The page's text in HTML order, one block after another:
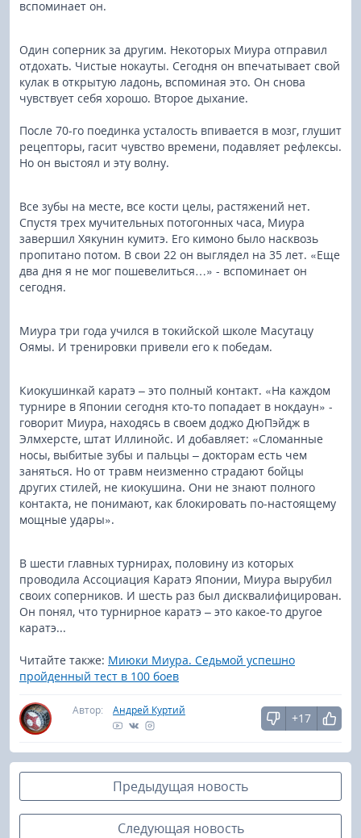
вспоминает он.
Один соперник за другим. Некоторых Миура отправил
отдохать. Чистые нокауты. Сегодня он впечатывает свой
кулак в открытую ладонь, вспоминая это. Он снова
чувствует себя хорошо. Второе дыхание.
После 70-го поединка усталость впивается в мозг, глушит
рецепторы, гасит чувство времени, подавляет рефлексы.
Но он выстоял и эту волну.
Все зубы на месте, все кости целы, растяжений нет.
Спустя трех мучительных потогонных часа, Миура
завершил Хякунин кумитэ. Его кимоно было насквозь
пропитано потом. В свои 22 он выглядел на 35 лет. «Еще
два дня я не мог пошевелиться…» - вспоминает он
сегодня.
Миура три года учился в токийской школе Масутацу
Оямы. И тренировки привели его к победам.
Киокушинкай каратэ – это полный контакт. «На каждом
турнире в Японии сегодня кто-то попадает в нокдаун» -
говорит Миура, находясь в своем доджо ДюПэйдж в
Элмхерсте, штат Иллинойс. И добавляет: «Сломанные
носы, выбитые зубы и пальцы – докторам есть чем
заняться. Но от травм неизменно страдают бойцы
других стилей, не киокушина. Они не знают полного
контакта, не понимают, как блокировать по-настоящему
мощные удары».
В шести главных турнирах, половину из которых
проводила Ассоциация Каратэ Японии, Миура вырубил
своих соперников. И шесть раз был дисквалифицирован.
Он понял, что турнирное каратэ – это какое-то другое
каратэ...
Читайте также: Миюки Миура. Седьмой успешно
пройденный тест в 100 боев
Автор: Андрей Куртий
+17
Предыдущая новость
Следующая новость